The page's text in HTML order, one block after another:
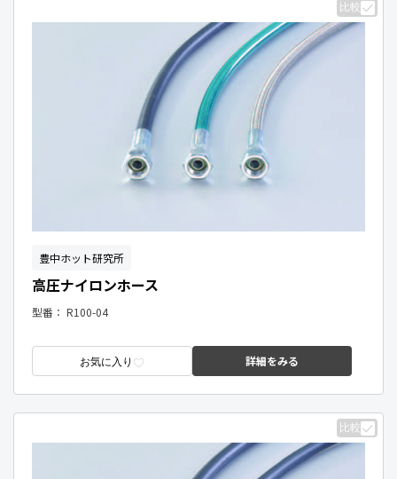
比較
豊中ホット研究所
高圧ナイロンホース
型番： R100-04
お気に入り 詳細をみる
比較